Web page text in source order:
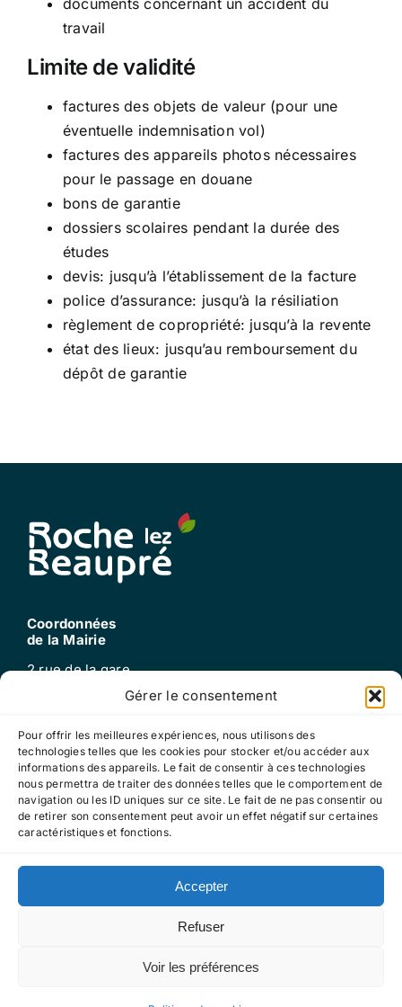
Gérer le consentement
Pour offrir les meilleures expériences, nous utilisons des
technologies telles que les cookies pour stocker et/ou accéder aux
informations des appareils. Le fait de consentir à ces technologies
nous permettra de traiter des données telles que le comportement de
navigation ou les ID uniques sur ce site. Le fait de ne pas consentir ou
de retirer son consentement peut avoir un effet négatif sur certaines
caractéristiques et fonctions.
Accepter
Refuser
Voir les préférences
travail
Limite de validité
factures des objets de valeur (pour une
éventuelle indemnisation vol)
factures des appareils photos nécessaires
pour le passage en douane
bons de garantie
dossiers scolaires pendant la durée des
études
devis: jusqu’à l’établissement de la facture
police d’assurance: jusqu’à la résiliation
règlement de copropriété: jusqu’à la revente
état des lieux: jusqu’au remboursement du
dépôt de garantie
Coordonnées
de la Mairie
2 rue de la gare
mail : mairie@roche-lez-beaupre.fr
Horaires
d’ouverture
Lundi, mardi, jeudi, vendredi : 13h30-17h30